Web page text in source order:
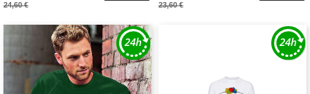
24,60 € 23,60 €